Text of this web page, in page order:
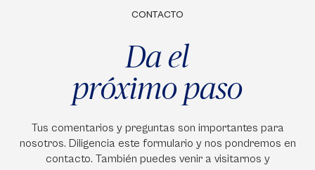
CONTACTO
Da el
próximo paso
Tus comentarios y preguntas son importantes para
nosotros. Diligencia este formulario y nos pondremos en
contacto. También puedes venir a visitarnos y